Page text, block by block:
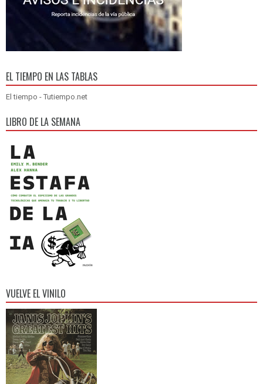
EL TIEMPO EN LAS TABLAS
El tiempo - Tutiempo.net
LIBRO DE LA SEMANA
VUELVE EL VINILO